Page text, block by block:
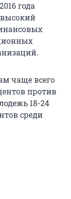
года
чаще всего
против
18-24
среди